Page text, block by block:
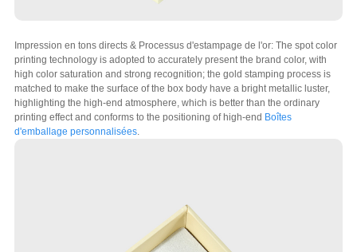
Impression en tons directs & Processus d'estampage de l'or: The spot color
printing technology is adopted to accurately present the brand color, with
high color saturation and strong recognition; the gold stamping process is
matched to make the surface of the box body have a bright metallic luster,
highlighting the high-end atmosphere, which is better than the ordinary
printing effect and conforms to the positioning of high-end Boîtes
d'emballage personnalisées.